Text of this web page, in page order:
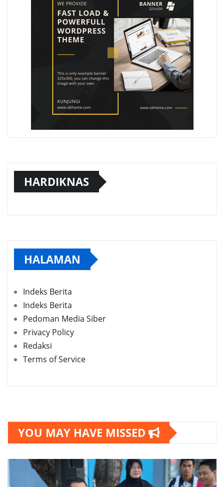
HARDIKNAS
HALAMAN
Indeks Berita
Indeks Berita
Pedoman Media Siber
Privacy Policy
Redaksi
Terms of Service
YOU MAY HAVE MISSED